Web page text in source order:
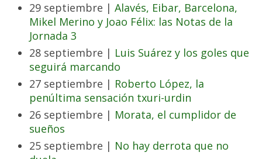
29 septiembre | Alavés, Eibar, Barcelona,
Mikel Merino y Joao Félix: las Notas de la
Jornada 3
28 septiembre | Luis Suárez y los goles que
seguirá marcando
27 septiembre | Roberto López, la
penúltima sensación txuri-urdin
26 septiembre | Morata, el cumplidor de
sueños
25 septiembre | No hay derrota que no